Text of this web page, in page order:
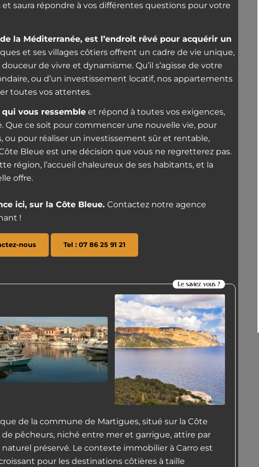
et saura répondre à vos différentes questions pour votre
la Méditerranée, est l’endroit rêvé pour acquérir un
et ses villages côtiers offrent un cadre de vie unique,
de vivre et dynamisme. Qu’il s’agisse de votre
ou d’un investissement locatif, nos appartements
toutes vos attentes.
vous ressemble et répond à toutes vos exigences,
Que ce soit pour commencer une nouvelle vie, pour
ou pour réaliser un investissement sûr et rentable,
Bleue est une décision que vous ne regretterez pas.
région, l’accueil chaleureux de ses habitants, et la
offre.
ici, sur la Côte Bleue. Contactez notre agence
!
nous Tel : 07 86 25 91 21
Le saviez vous ?
de la commune de Martigues, situé sur la Côte
de pêcheurs, niché entre mer et garrigue, attire par
préservé. Le contexte immobilier à Carro est
pour les destinations côtières à taille